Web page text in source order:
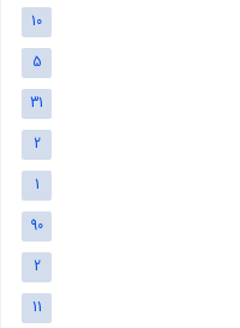
10
5
31
2
1
90
2
11